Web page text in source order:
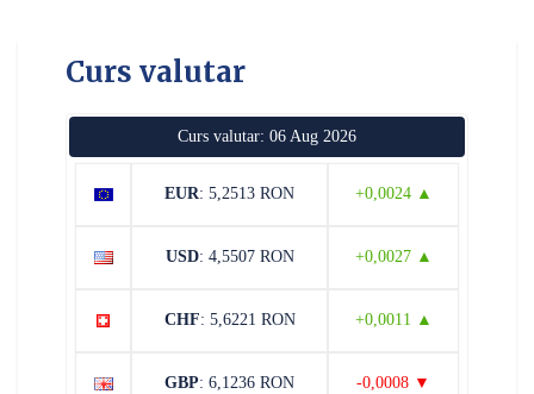
Curs valutar
Curs valutar: 06 Aug 2026
EUR: 5,2513 RON +0,0024 ▲
USD: 4,5507 RON +0,0027 ▲
CHF: 5,6221 RON +0,0011 ▲
GBP: 6,1236 RON -0,0008 ▼